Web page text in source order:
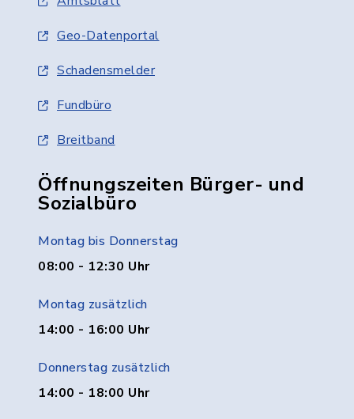
Geo-Datenportal
Schadensmelder
Fundbüro
Breitband
Öffnungszeiten Bürger- und
Sozialbüro
Montag bis Donnerstag
08:00 - 12:30 Uhr
Montag zusätzlich
14:00 - 16:00 Uhr
Donnerstag zusätzlich
14:00 - 18:00 Uhr